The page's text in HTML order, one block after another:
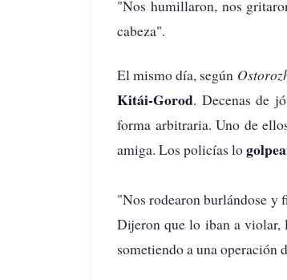
"Nos humillaron, nos
cabeza".
El mismo día, según
Kitái-Gorod. Decenas de
forma arbitraria. Uno de
amiga. Los policías lo
"Nos rodearon burlándose y
Dijeron que lo iban a violar,
sometiendo a una operación